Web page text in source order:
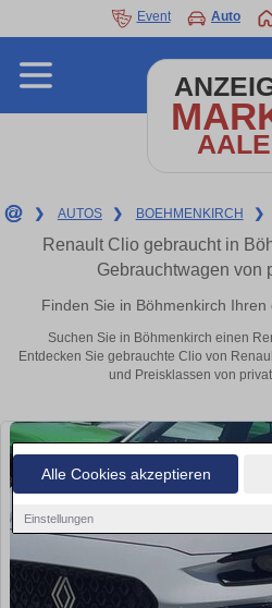
Alle Cookies akzeptieren
Einstellungen
Event Auto
❯ AUTOS ❯ BOEHMENKIRCH ❯
Renault Clio gebraucht in
Gebrauchtwagen von
Finden Sie in Böhmenkirch
Suchen Sie in Böhmenkirch einen
Entdecken Sie gebrauchte Clio von
und Preisklassen von